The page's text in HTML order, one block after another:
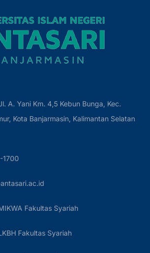
A. Yani Km. 4,5 Kebun Bunga, Kec.
Kota Banjarmasin, Kalimantan Selatan
1700
Fakultas Syariah
Fakultas Syariah